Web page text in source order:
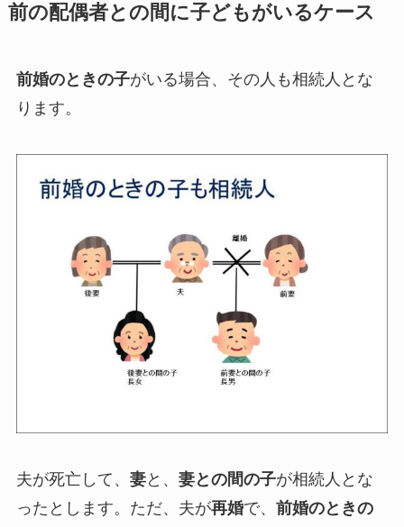
前の配偶者との間に子どもがいるケース
前婚のときの子がいる場合、その人も相続人とな
ります。
夫が死亡して、 妻と、 妻との間の子が相続人とな
ったとします。ただ、夫が再婚で、 前婚のときの